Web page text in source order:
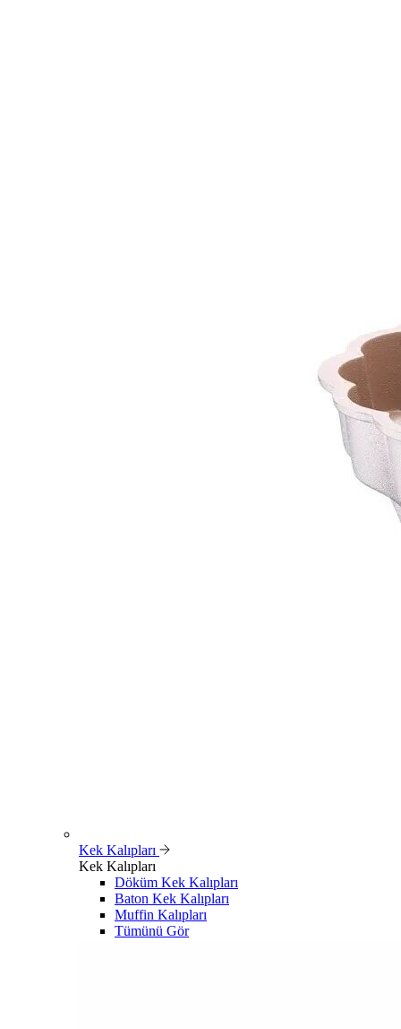
Kek Kalıpları
Kek Kalıpları
Döküm Kek Kalıpları
Baton Kek Kalıpları
Muffin Kalıpları
Tümünü Gör